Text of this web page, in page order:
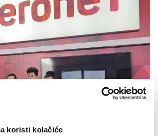
koristi kolačiće